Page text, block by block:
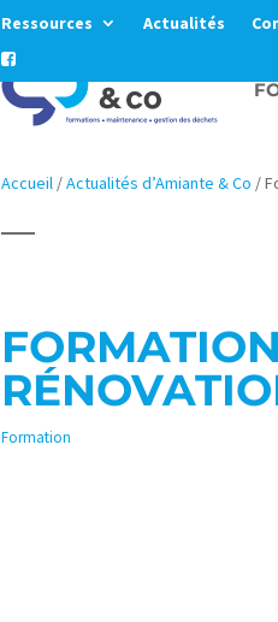
Ressources Actualités
Accueil /Actualités d’Amiante & Co /
Formation